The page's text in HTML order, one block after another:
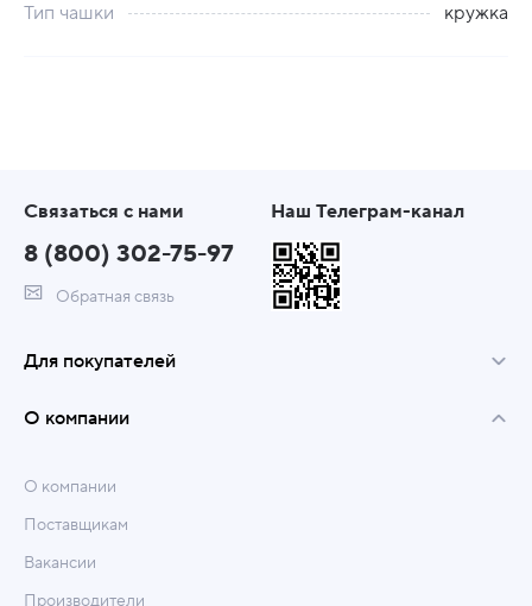
Тип чашки
кружка
Связаться с нами
8 (800) 302-75-97
Обратная связь
Наш Телеграм-канал
Для покупателей
О компании
О компании
Поставщикам
Вакансии
Производители